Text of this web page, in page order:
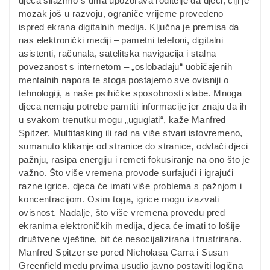
mozak još u razvoju, ograniče vrijeme provedeno
ispred ekrana digitalnih medija. Ključna je premisa da
nas elektronički mediji – pametni telefoni, digitalni
asistenti, računala, satelitska navigacija i stalna
povezanost s internetom – „oslobađaju“ uobičajenih
mentalnih napora te stoga postajemo sve ovisniji o
tehnologiji, a naše psihičke sposobnosti slabe. Mnoga
djeca nemaju potrebe pamtiti informacije jer znaju da ih
u svakom trenutku mogu „uguglati“, kaže Manfred
Spitzer. Multitasking ili rad na više stvari istovremeno,
sumanuto klikanje od stranice do stranice, odvlači djeci
pažnju, rasipa energiju i remeti fokusiranje na ono što je
važno. Što više vremena provode surfajući i igrajući
razne igrice, djeca će imati više problema s pažnjom i
koncentracijom. Osim toga, igrice mogu izazvati
ovisnost. Nadalje, što više vremena provedu pred
ekranima elektroničkih medija, djeca će imati to lošije
društvene vještine, bit će nesocijalizirana i frustrirana.
Manfred Spitzer se pored Nicholasa Carra i Susan
Greenfield među prvima usudio javno postaviti logična